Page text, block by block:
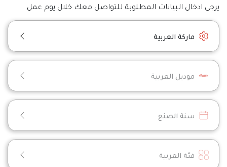
يرجى ادخال البيانات المطلوبة للتواصل معك خلال يوم عمل
ماركة العربية
موديل العربية
سنة الصنع
فئة العربية